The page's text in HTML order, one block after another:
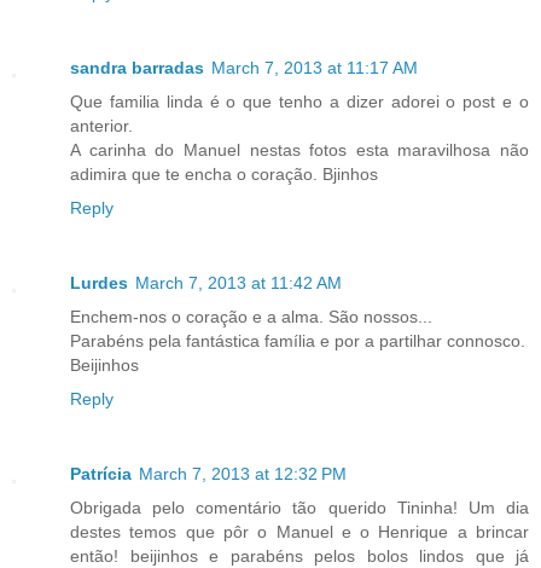
sandra barradas March 7, 2013 at 11:17 AM
Que familia linda é o que tenho a dizer adorei o post e o
anterior.
A carinha do Manuel nestas fotos esta maravilhosa não
adimira que te encha o coração. Bjinhos
Reply
Lurdes March 7, 2013 at 11:42 AM
Enchem-nos o coração e a alma. São nossos...
Parabéns pela fantástica família e por a partilhar connosco.
Beijinhos
Reply
Patrícia March 7, 2013 at 12:32 PM
Obrigada pelo comentário tão querido Tininha! Um dia
destes temos que pôr o Manuel e o Henrique a brincar
então! beijinhos e parabéns pelos bolos lindos que já